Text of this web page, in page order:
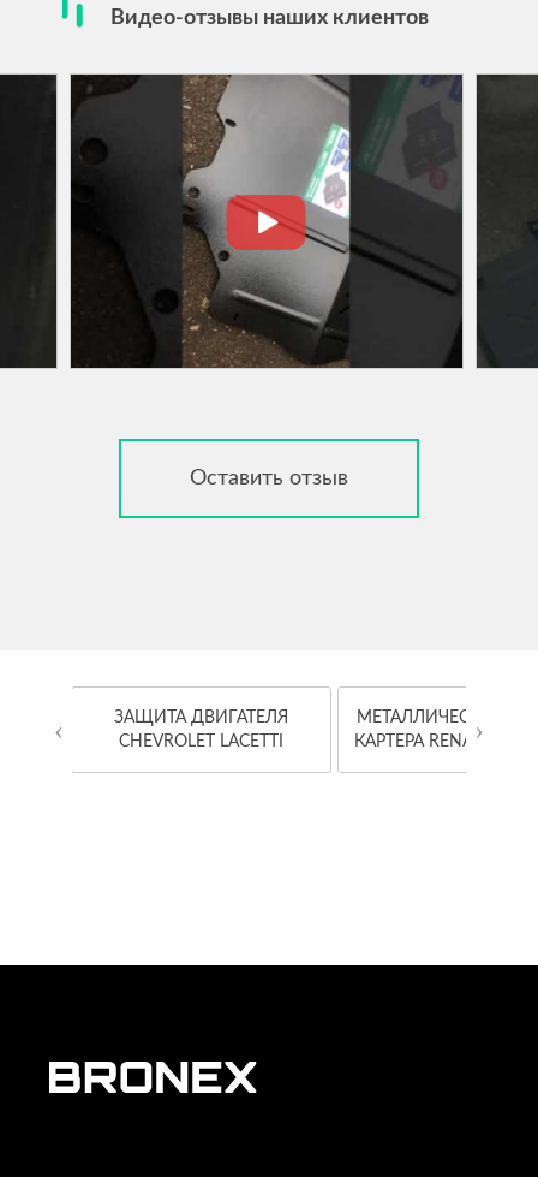
Видео-отзывы наших клиентов
Оставить отзыв
ЗАЩИТА ДВИГАТЕЛЯ
CHEVROLET LACETTI
МЕТАЛЛИЧЕСКАЯ
КАРТЕРА RENAULT
‹ ›